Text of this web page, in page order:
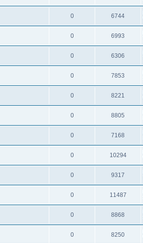
0 6744
0 6993
0 6306
0 7853
0 8221
0 8805
0 7168
0 10294
0 9317
0 11487
0 8868
0 8250